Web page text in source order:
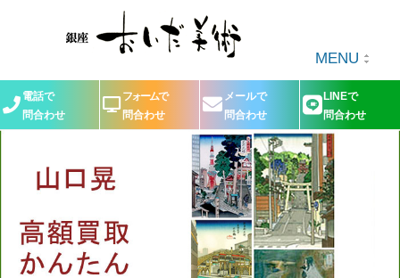
MENU
電話で
問合わせ
フォームで
問合わせ
メールで
問合わせ
LINEで
問合わせ